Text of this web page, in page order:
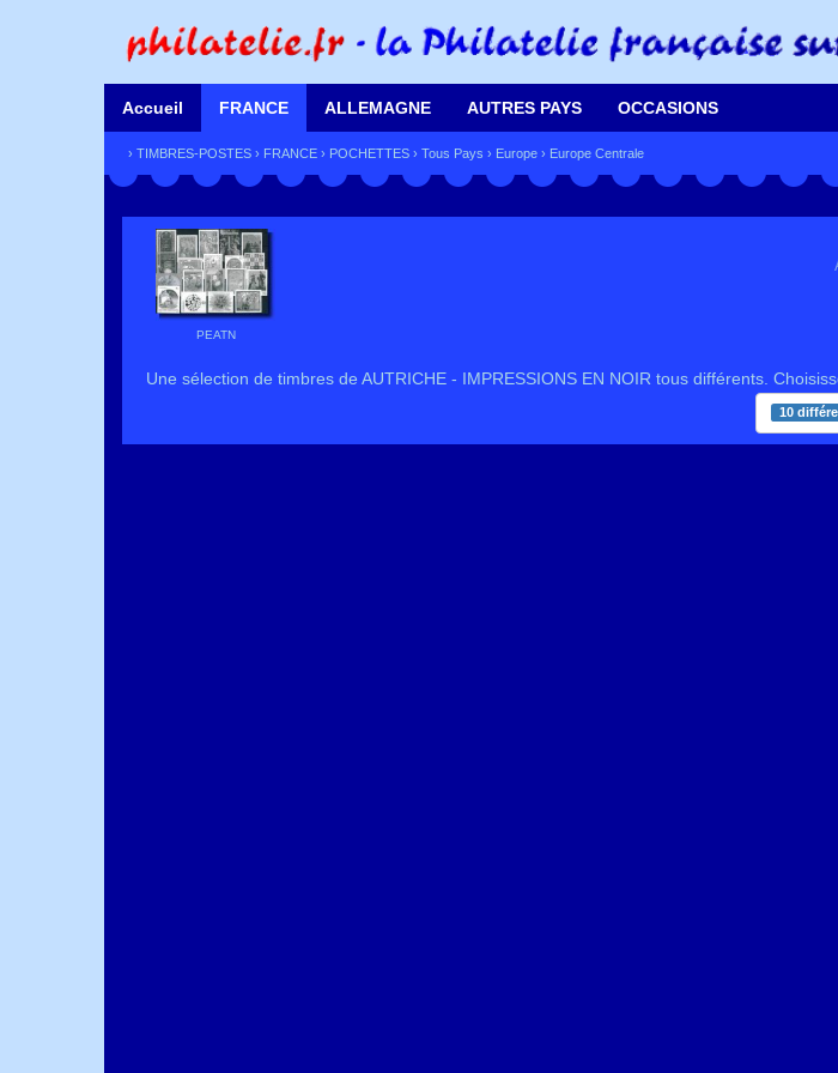
Accueil FRANCE ALLEMAGNE AUTRES PAYS OCCASIONS
› TIMBRES-POSTES › FRANCE › POCHETTES › Tous Pays › Europe › Europe Centrale
PEATN
Une sélection de timbres de AUTRICHE - IMPRESSIONS EN NOIR tous différents.
10